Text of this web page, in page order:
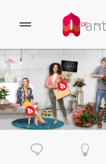
DE